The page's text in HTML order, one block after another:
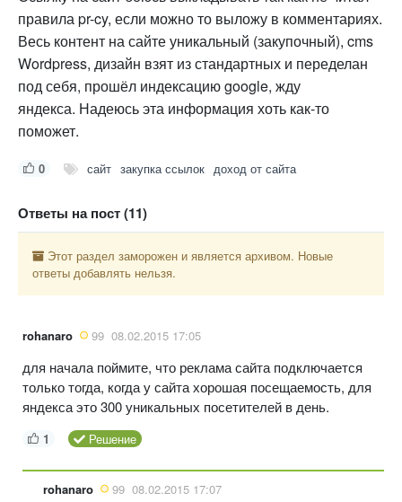
правила pr-cy, если можно то выложу в комментариях.
Весь контент на сайте уникальный (закупочный), cms
Wordpress, дизайн взят из стандартных и переделан
под себя, прошёл индексацию google, жду
яндекса. Надеюсь эта информация хоть как-то
поможет.
0 сайт закупка ссылок доход от сайта
Ответы на пост (11)
Этот раздел заморожен и является архивом. Новые
ответы добавлять нельзя.
rohanaro 99 08.02.2015 17:05
для начала поймите, что реклама сайта подключается
только тогда, когда у сайта хорошая посещаемость, для
яндекса это 300 уникальных посетителей в день.
1 Решение
rohanaro 99 08.02.2015 17:07